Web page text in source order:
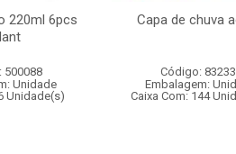
220ml 6pcs
500088
Unidade
Unidade(s)
Capa de chuva
Código:
Embalagem:
Caixa Com: 144